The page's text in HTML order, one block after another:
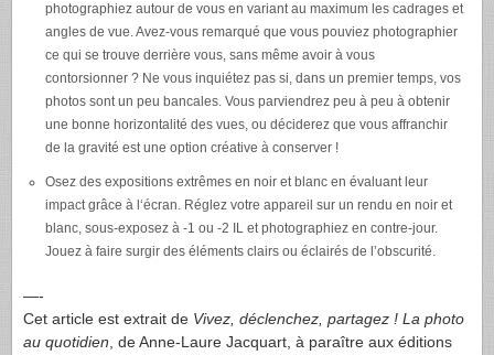
photographiez autour de vous en variant au maximum les cadrages et
angles de vue. Avez-vous remarqué que vous pouviez photographier
ce qui se trouve derrière vous, sans même avoir à vous
contorsionner ? Ne vous inquiétez pas si, dans un premier temps, vos
photos sont un peu bancales. Vous parviendrez peu à peu à obtenir
une bonne horizontalité des vues, ou déciderez que vous affranchir
de la gravité est une option créative à conserver !
Osez des expositions extrêmes en noir et blanc en évaluant leur
impact grâce à l‘écran. Réglez votre appareil sur un rendu en noir et
blanc, sous-exposez à -1 ou -2 IL et photographiez en contre-jour.
Jouez à faire surgir des éléments clairs ou éclairés de l’obscurité.
—-
Cet article est extrait de Vivez, déclenchez, partagez ! La photo
au quotidien , de Anne-Laure Jacquart, à paraître aux éditions